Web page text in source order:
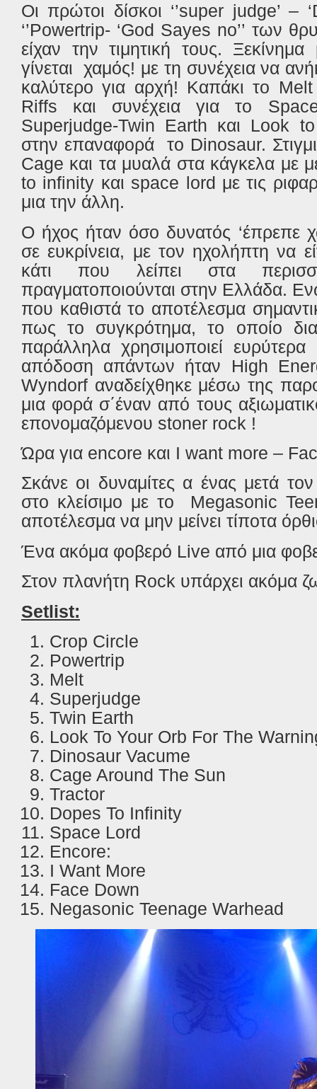
Οι πρώτοι δίσκοι ‘’super judge’ – ‘
‘’Powertrip- ‘God Sayes no’’ των
είχαν την τιμητική τους.
γίνεται χαμός! με τη συνέχεια να
καλύτερο για αρχή! Καπάκι το Melt
Riffs και συνέχεια για το
Superjudge-Twin Earth και Look to
στην επαναφορά το Dinosaur.
Cage και τα μυαλά στα κάγκελα με
to infinity και space lord με τις
μια την άλλη.
O ήχος ήταν όσο δυνατός ‘έπρεπε
σε ευκρίνεια, με τον ηχολήπτη να
κάτι που λείπει στα
πραγματοποιούνται στην Ελλάδα.
που καθιστά το αποτέλεσμα
πως το συγκρότημα, το οποίο
παράλληλα χρησιμοποιεί
απόδοση απάντων ήταν High
Wyndorf αναδείχθηκε μέσω της
μια φορά σ΄έναν από τους
επονομαζόμενου stoner rock !
Ώρα για encore και I want more –
Σκάνε οι δυναμίτες α ένας μετά
στο κλείσιμο με το Megasonic
αποτέλεσμα να μην μείνει τίποτα
Ένα ακόμα φοβερό Live από μια
Στον πλανήτη Rock υπάρχει ακόμα
Setlist:
Crop Circle
Powertrip
Melt
Superjudge
Twin Earth
Look To Your Orb For The
Dinosaur Vacume
Cage Around The Sun
Tractor
Dopes To Infinity
Space Lord
Encore:
I Want More
Face Down
Negasonic Teenage Warhead